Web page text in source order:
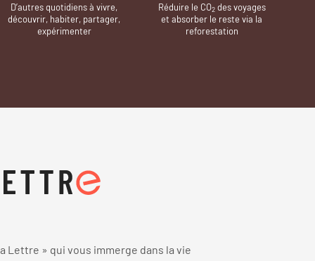
D’autres quotidiens à vivre,
découvrir, habiter, partager,
expérimenter
Réduire le CO2des voyages
et absorber le reste via la
reforestation
Lettre » qui vous immerge dans la vie